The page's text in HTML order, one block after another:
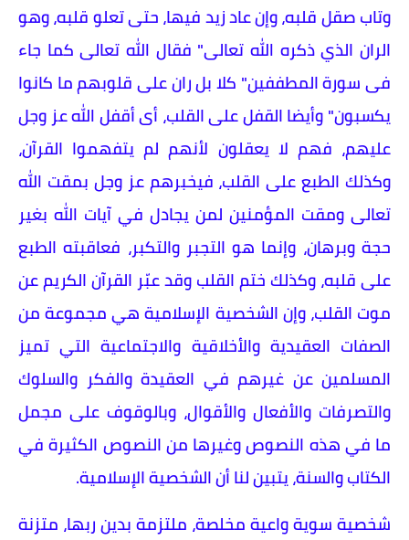
وتاب صقل قلبه، وإن عاد زيد فيها، حتى تعلو قلبه، وهو
الران الذي ذكره الله تعالى" فقال الله تعالى كما جاء
فى سورة المطففين" كلا بل ران على قلوبهم ما كانوا
يكسبون" وأيضا القفل على القلب، أى أقفل الله عز وجل
عليهم، فهم لا يعقلون لأنهم لم يتفهموا القرآن،
وكذلك الطبع على القلب، فيخبرهم عز وجل بمقت الله
تعالى ومقت المؤمنين لمن يجادل في آيات الله بغير
حجة وبرهان، وإنما هو التجبر والتكبر، فعاقبته الطبع
على قلبه، وكذلك ختم القلب وقد عبّر القرآن الكريم عن
موت القلب، وإن الشخصية الإسلامية هي مجموعة من
الصفات العقيدية والأخلاقية والاجتماعية التي تميز
المسلمين عن غيرهم في العقيدة والفكر والسلوك
والتصرفات والأفعال والأقوال، وبالوقوف على مجمل
ما في هذه النصوص وغيرها من النصوص الكثيرة في
الكتاب والسنة، يتبين لنا أن الشخصية الإسلامية.
شخصية سوية واعية مخلصة، ملتزمة بدين ربها، متزنة